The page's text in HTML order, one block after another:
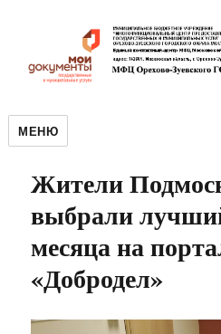
МЕНЮ
Жители
выбрали
месяца на
«Добродел»